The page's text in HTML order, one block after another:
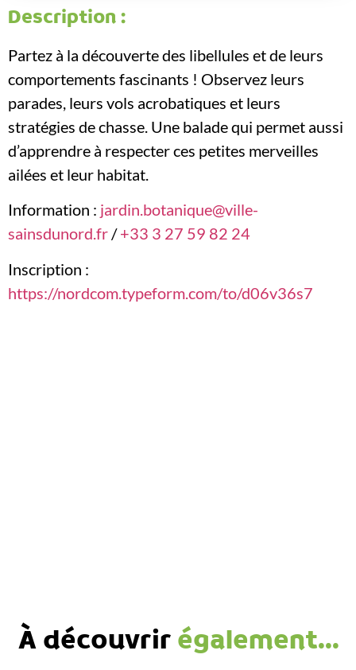
Description :
Partez à la découverte des libellules et de leurs
comportements fascinants ! Observez leurs
parades, leurs vols acrobatiques et leurs
stratégies de chasse. Une balade qui permet aussi
d’apprendre à respecter ces petites merveilles
ailées et leur habitat.
Information : jardin.botanique@ville-
sainsdunord.fr/+33 3 27 59 82 24
Inscription :
https://nordcom.typeform.com/to/d06v36s7
À découvrirégalement...